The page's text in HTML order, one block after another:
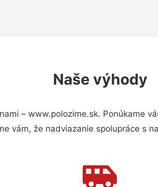
Naše výhody
– www.polozime.sk. Ponúkame
vám, že nadviazanie spolupráce s